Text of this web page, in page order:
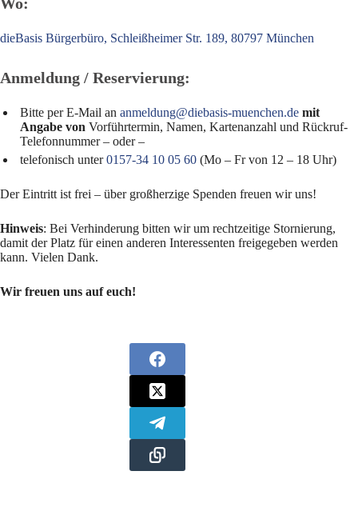
dieBasis Bürgerbüro, Schleißheimer Str. 189, 80797 München
Anmeldung / Reservierung:
Bitte per E-Mail an anmeldung@diebasis-muenchen.de mit
Angabe von Vorführtermin, Namen, Kartenanzahl und Rückruf-
Telefonnummer – oder –
telefonisch unter0157-34 10 05 60(Mo – Fr von 12 – 18 Uhr)
Der Eintritt ist frei – über großherzige Spenden freuen wir uns!
Hinweis: Bei Verhinderung bitten wir um rechtzeitige Stornierung,
damit der Platz für einen anderen Interessenten freigegeben werden
kann. Vielen Dank.
Wir freuen uns auf euch!